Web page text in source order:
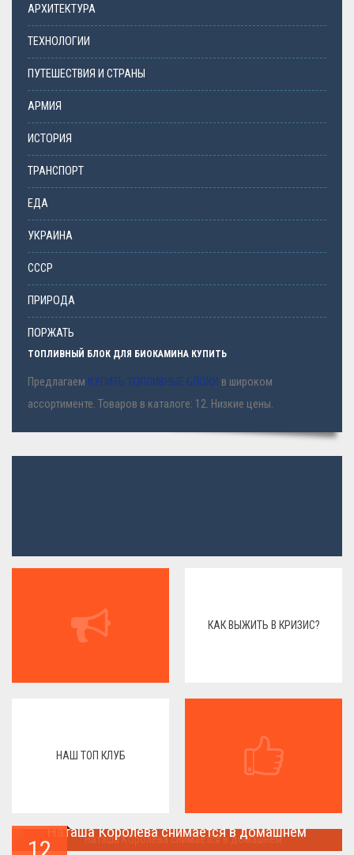
АРХИТЕКТУРА
ТЕХНОЛОГИИ
ПУТЕШЕСТВИЯ И СТРАНЫ
АРМИЯ
ИСТОРИЯ
ТРАНСПОРТ
ЕДА
УКРАИНА
СССР
ПРИРОДА
ПОРЖАТЬ
ТОПЛИВНЫЙ БЛОК ДЛЯ БИОКАМИНА КУПИТЬ
Предлагаем КУПИТЬ ТОПЛИВНЫЕ БЛОКИ в широком
ассортименте. Товаров в каталоге: 12. Низкие цены.
КАК ВЫЖИТЬ В КРИЗИС?
НАШ ТОП КЛУБ
Наташа Королева снимается в домашнем